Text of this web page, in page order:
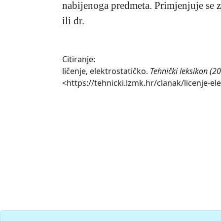
nabijenoga predmeta. Primjenjuje
ili dr.
Citiranje:
ličenje, elektrostatičko. Tehnički leksikon
<https://tehnicki.lzmk.hr/clanak/licenje-